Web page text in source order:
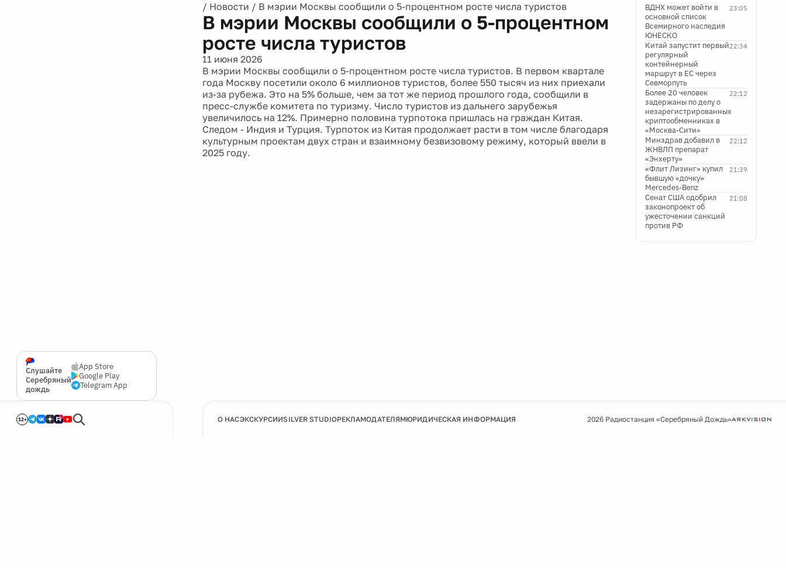
Слушайте
Серебряный
дождь
App Store
Google Play
Telegram App
12+
/ Новости / В мэрии Москвы сообщили о 5-процентном росте числа туристов
В мэрии Москвы сообщили о 5-процентном
росте числа туристов
11 июня 2026
В мэрии Москвы сообщили о 5-процентном росте числа туристов. В первом квартале
года Москву посетили около 6 миллионов туристов, более 550 тысяч из них приехали
из-за рубежа. Это на 5% больше, чем за тот же период прошлого года, сообщили в
пресс-службе комитета по туризму. Число туристов из дальнего зарубежья
увеличилось на 12%. Примерно половина турпотока пришлась на граждан Китая.
Следом - Индия и Турция. Турпоток из Китая продолжает расти в том числе благодаря
культурным проектам двух стран и взаимному безвизовому режиму, который ввели в
2025 году.
23:05
ВДНХ может войти в
основной список
Всемирного наследия
ЮНЕСКО
22:34
Китай запустит первый
регулярный
контейнерный
маршрут в ЕС через
Севморпуть
22:12
Более 20 человек
задержаны по делу о
незарегистрированных
криптообменниках в
«Москва-Сити»
22:12
Минздрав добавил в
ЖНВЛП препарат
«Энхерту»
21:39
«Флит Лизинг» купил
бывшую «дочку»
Mercedes-Benz
21:08
Сенат США одобрил
законопроект об
ужесточении санкций
против РФ
О НАСЭКСКУРСИИSILVER STUDIOРЕКЛАМОДАТЕЛЯМЮРИДИЧЕСКАЯ ИНФОРМАЦИЯ 2026 Радиостанция «Серебряный Дождь»